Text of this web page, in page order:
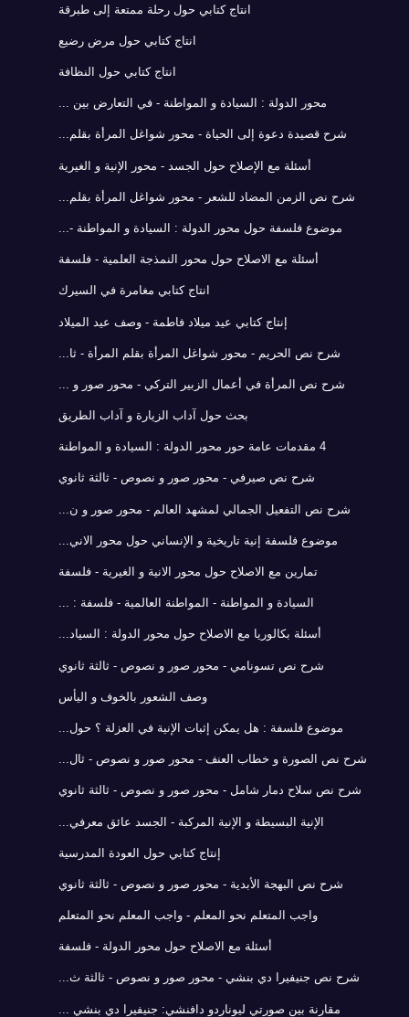
انتاج كتابي حول رحلة ممتعة إلى طبرقة
انتاج كتابي حول مرض رضيع
انتاج كتابي حول النظافة
محور الدولة : السيادة و المواطنة - في التعارض بين ...
شرح قصيدة دعوة إلى الحياة - محور شواغل المرأة بقلم...
أسئلة مع الإصلاح حول الجسد - محور الإنية و الغيرية
شرح نص الزمن المضاد للشعر - محور شواغل المرأة بقلم...
موضوع فلسفة حول محور الدولة : السيادة و المواطنة -...
أسئلة مع الاصلاح حول محور النمذجة العلمية - فلسفة
انتاج كتابي مغامرة في السيرك
إنتاج كتابي عيد ميلاد فاطمة - وصف عيد الميلاد
شرح نص الحريم - محور شواغل المرأة بقلم المرأة - ثا...
شرح نص المرأة في أعمال الزبير التركي - محور صور و ...
بحث حول آداب الزيارة و آداب الطريق
4 مقدمات عامة حور محور الدولة : السيادة و المواطنة
شرح نص صيرفي - محور صور و نصوص - ثالثة ثانوي
شرح نص التفعيل الجمالي لمشهد العالم - محور صور و ن...
موضوع فلسفة إنية تاريخية و الإنساني حول محور الاني...
تمارين مع الاصلاح حول محور الانية و الغيرية - فلسفة
السيادة و المواطنة - المواطنة العالمية - فلسفة : ...
أسئلة بكالوريا مع الاصلاح حول محور الدولة : السياد...
شرح نص تسونامي - محور صور و نصوص - ثالثة ثانوي
وصف الشعور بالخوف و اليأس
موضوع فلسفة : هل يمكن إثبات الإنية في العزلة ؟ حول...
شرح نص الصورة و خطاب العنف - محور صور و نصوص - ثال...
شرح نص سلاح دمار شامل - محور صور و نصوص - ثالثة ثانوي
الإنية البسيطة و الإنية المركبة - الجسد عائق معرفي...
إنتاج كتابي حول العودة المدرسية
شرح نص البهجة الأبدية - محور صور و نصوص - ثالثة ثانوي
واجب المتعلم نحو المعلم - واجب المعلم نحو المتعلم
أسئلة مع الاصلاح حول محور الدولة - فلسفة
شرح نص جنيفيرا دي بنشي - محور صور و نصوص - ثالثة ث...
مقارنة بين صورتي ليوناردو دافنشي: جنيفيرا دي بنشي ...